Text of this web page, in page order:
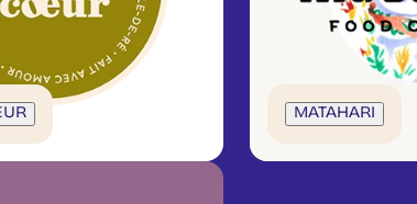
MATAHARI